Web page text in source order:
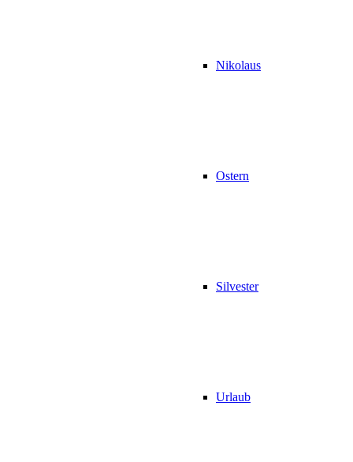
Nikolaus
Ostern
Silvester
Urlaub